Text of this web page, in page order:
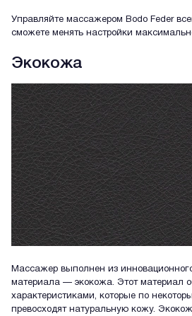
Управляйте массажером Bodo Feder
сможете менять настройки
Экокожа
Массажер выполнен из
материала — экокожа. Этот материал
характеристиками, которые по
превосходят натуральную кожу.